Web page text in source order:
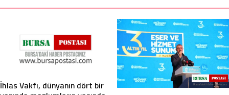
İhlas Vakfı, dünyanın dört bir